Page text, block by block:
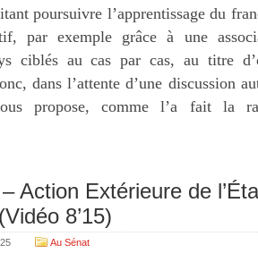
poursuivre l’apprentissage du
par exemple grâce à une
ciblés au cas par cas, au titre
dans l’attente d’une discussion
propose, comme l’a fait la
Action Extérieure de
8’15)
Au Sénat